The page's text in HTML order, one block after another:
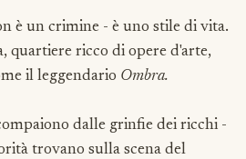
è un crimine - è uno stile di vita.
quartiere ricco di opere d'arte,
il leggendario Ombra.
dalle grinfie dei ricchi -
trovano sulla scena del